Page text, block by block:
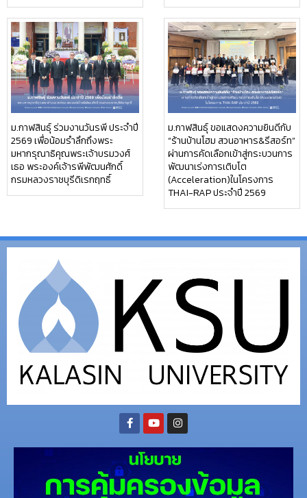
ม.กาฬสินธุ์ ร่วมงานวันรพี ประจำปี
2569 เพื่อน้อมรำลึกถึงพระ
มหากรุณาธิคุณพระเจ้าบรมวงศ์
เธอ พระองค์เจ้ารพีพัฒนศักดิ์
กรมหลวงราชบุรีดิเรกฤทธิ์
ม.กาฬสินธุ์ ขอแสดงความยินดีกับ
“ร้านบ้านโฮม สวนอาหาร&รีสอร์ท”
ผ่านการคัดเลือกเข้าสู่กระบวนการ
พัฒนาเร่งการเติบโต
(Acceleration)ในโครงการ
THAI-RAP ประจำปี 2569